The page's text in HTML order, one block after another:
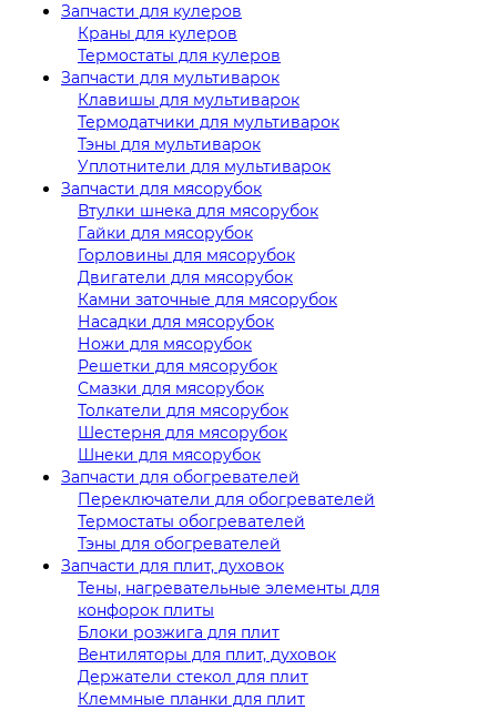
Запчасти для кулеров
Краны для кулеров
Термостаты для кулеров
Запчасти для мультиварок
Клавишы для мультиварок
Термодатчики для мультиварок
Тэны для мультиварок
Уплотнители для мультиварок
Запчасти для мясорубок
Втулки шнека для мясорубок
Гайки для мясорубок
Горловины для мясорубок
Двигатели для мясорубок
Камни заточные для мясорубок
Насадки для мясорубок
Ножи для мясорубок
Решетки для мясорубок
Смазки для мясорубок
Толкатели для мясорубок
Шестерня для мясорубок
Шнеки для мясорубок
Запчасти для обогревателей
Переключатели для обогревателей
Термостаты обогревателей
Тэны для обогревателей
Запчасти для плит, духовок
Тены, нагревательные элементы для
конфорок плиты
Блоки розжига для плит
Вентиляторы для плит, духовок
Держатели стекол для плит
Клеммные планки для плит